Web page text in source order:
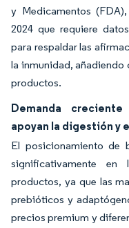
y Medicamentos
2024 que requiere
para respaldar las
la inmunidad,
productos.
Demanda
apoyan la digestión y
El posicionamiento de
significativamente
productos, ya que las
prebióticos y
precios premium y